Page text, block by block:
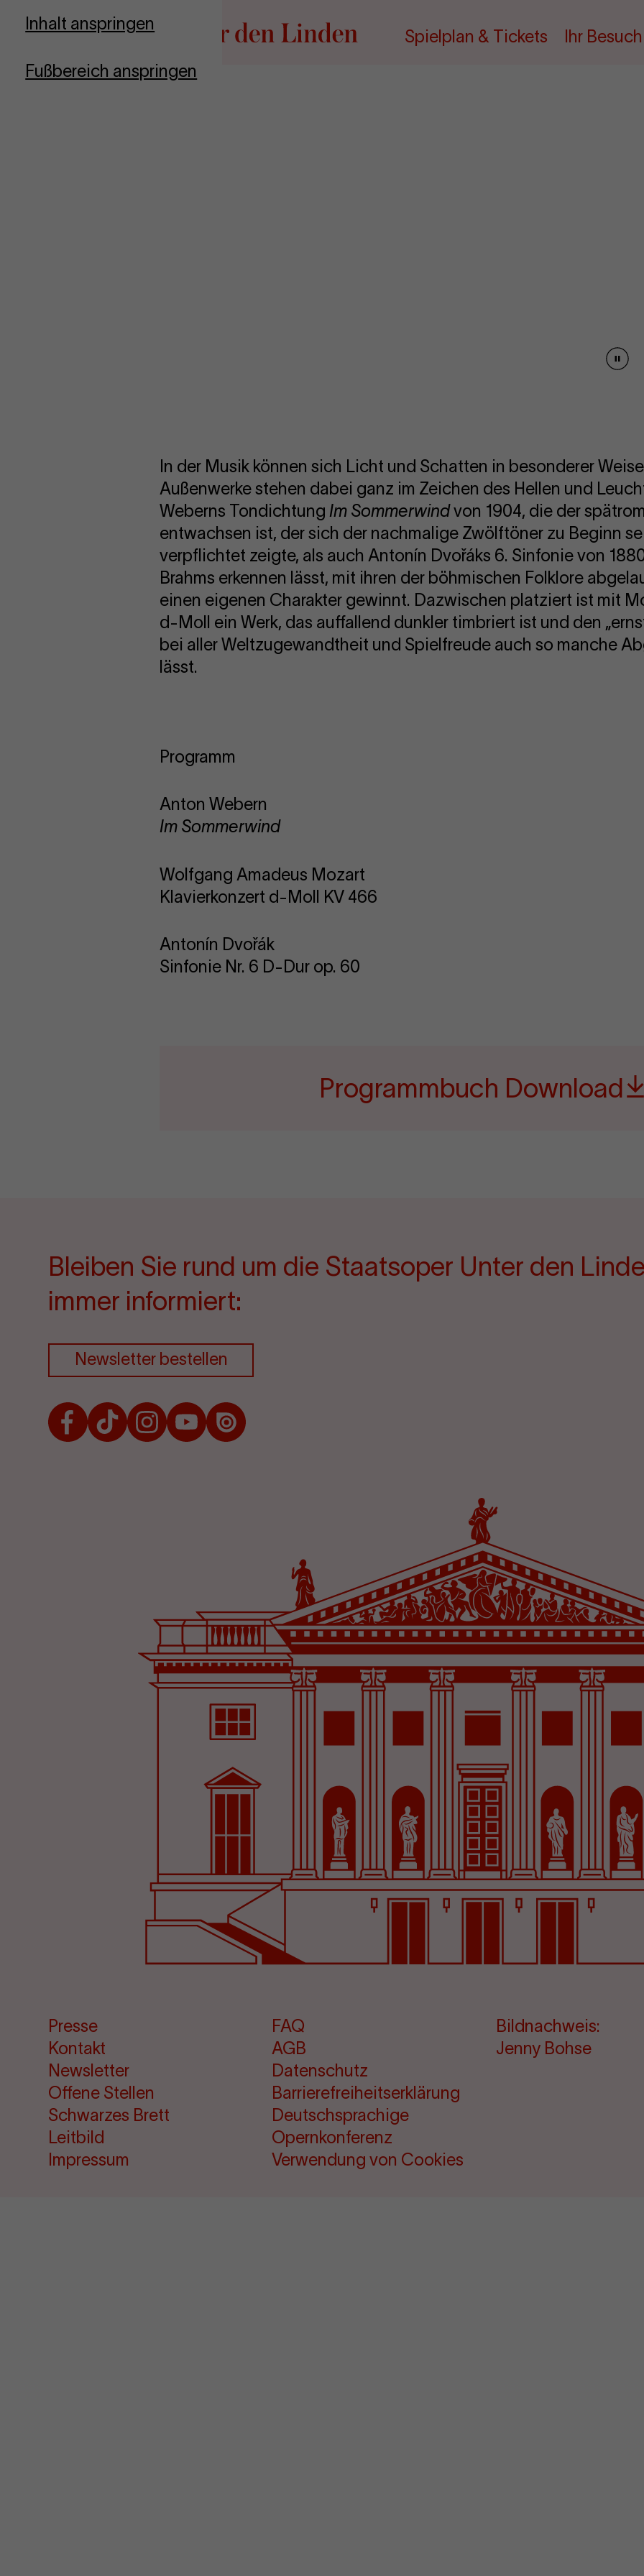
Inhalt anspringen
Fußbereich anspringen
Zur Startseite
Spielplan & Tickets Ihr Besuch
In der Musik können sich Licht und Schatten in besonderer
Außenwerke stehen dabei ganz im Zeichen des Hellen und
Weberns Tondichtung Im Sommerwindvon 1904, die der
entwachsen ist, der sich der nachmalige Zwölftöner zu Beginn
verpflichtet zeigte, als auch Antonín Dvořáks 6. Sinfonie von
Brahms erkennen lässt, mit ihren der böhmischen Folklore
einen eigenen Charakter gewinnt. Dazwischen platziert ist mit
d-Moll ein Werk, das auffallend dunkler timbriert ist und den
bei aller Weltzugewandtheit und Spielfreude auch so manche
lässt.
Programm
Anton Webern
Im Sommerwind
Wolfgang Amadeus Mozart
Klavierkonzert d-Moll KV 466
Antonín Dvořák
Sinfonie Nr. 6 D-Dur op. 60
Programmbuch Download
Bleiben Sie rund um die Staatsoper Unter den
immer informiert:
Newsletter bestellen
Facebook
TikTokInstagram
Youtube
Issuu
Presse
Kontakt
Newsletter
Offene Stellen
Schwarzes Brett
Leitbild
Impressum
FAQ
AGB
Datenschutz
Barrierefreiheitserklärung
Deutschsprachige
Opernkonferenz
Verwendung von Cookies
Bildnachweis:
Jenny Bohse